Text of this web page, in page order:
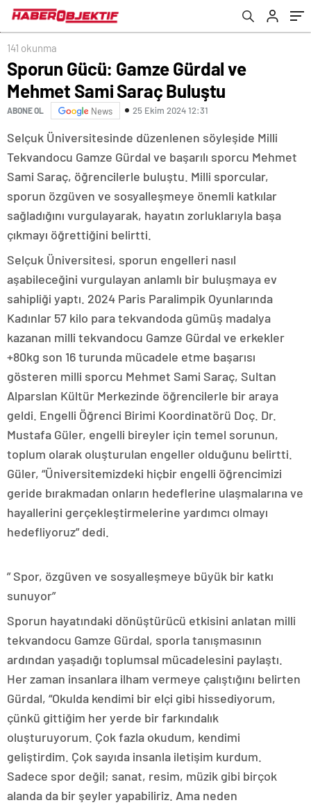
141 okunma
Sporun Gücü: Gamze Gürdal ve
Mehmet Sami Saraç Buluştu
ABONE OL News 25 Ekim 2024 12:31
Selçuk Üniversitesinde düzenlenen söyleşide Milli
Tekvandocu Gamze Gürdal ve başarılı sporcu Mehmet
Sami Saraç, öğrencilerle buluştu. Milli sporcular,
sporun özgüven ve sosyalleşmeye önemli katkılar
sağladığını vurgulayarak, hayatın zorluklarıyla başa
çıkmayı öğrettiğini belirtti.
Selçuk Üniversitesi, sporun engelleri nasıl
aşabileceğini vurgulayan anlamlı bir buluşmaya ev
sahipliği yaptı. 2024 Paris Paralimpik Oyunlarında
Kadınlar 57 kilo para tekvandoda gümüş madalya
kazanan milli tekvandocu Gamze Gürdal ve erkekler
+80kg son 16 turunda mücadele etme başarısı
gösteren milli sporcu Mehmet Sami Saraç, Sultan
Alparslan Kültür Merkezinde öğrencilerle bir araya
geldi. Engelli Öğrenci Birimi Koordinatörü Doç. Dr.
Mustafa Güler, engelli bireyler için temel sorunun,
toplum olarak oluşturulan engeller olduğunu belirtti.
Güler, “Üniversitemizdeki hiçbir engelli öğrencimizi
geride bırakmadan onların hedeflerine ulaşmalarına ve
hayallerini gerçekleştirmelerine yardımcı olmayı
hedefliyoruz” dedi.
” Spor, özgüven ve sosyalleşmeye büyük bir katkı
sunuyor”
Sporun hayatındaki dönüştürücü etkisini anlatan milli
tekvandocu Gamze Gürdal, sporla tanışmasının
ardından yaşadığı toplumsal mücadelesini paylaştı.
Her zaman insanlara ilham vermeye çalıştığını belirten
Gürdal, “Okulda kendimi bir elçi gibi hissediyorum,
çünkü gittiğim her yerde bir farkındalık
oluşturuyorum. Çok fazla okudum, kendimi
geliştirdim. Çok sayıda insanla iletişim kurdum.
Sadece spor değil; sanat, resim, müzik gibi birçok
alanda da bir şeyler yapabiliriz. Ama neden